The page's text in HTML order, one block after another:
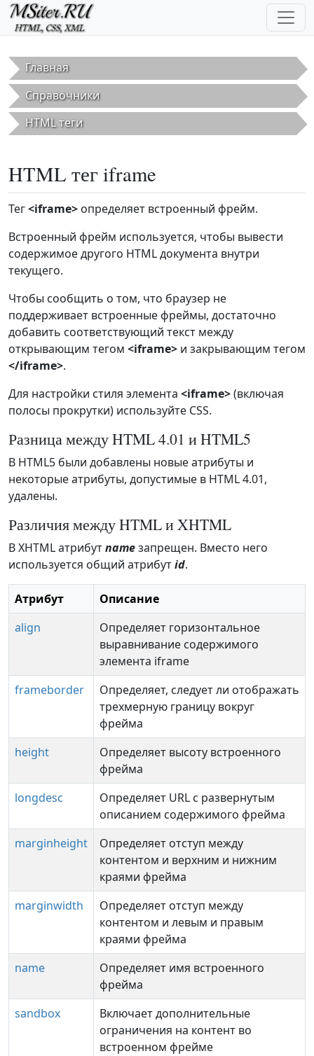
Перейти к основному содержанию
Главная
Справочники
HTML теги
HTML тег iframe
Тег<iframe> определяет встроенный фрейм.
Встроенный фрейм используется, чтобы вывести
содержимое другого HTML документа внутри
текущего.
Чтобы сообщить о том, что браузер не
поддерживает встроенные фреймы, достаточно
добавить соответствующий текст между
открывающим тегом <iframe> и закрывающим тегом
</iframe>.
Для настройки стиля элемента <iframe>(включая
полосы прокрутки) используйте CSS.
Разница между HTML 4.01 и HTML5
В HTML5 были добавлены новые атрибуты и
некоторые атрибуты, допустимые в HTML 4.01,
удалены.
Различия между HTML и XHTML
В XHTML атрибутnameзапрещен. Вместо него
используется общий атрибутid.
Атрибут
Описание
align
Определяет горизонтальное
выравнивание содержимого
элемента iframe
frameborder
Определяет, следует ли отображать
трехмерную границу вокруг
фрейма
height
Определяет высоту встроенного
фрейма
longdesc
Определяет URL с развернутым
описанием содержимого фрейма
marginheight
Определяет отступ между
контентом и верхним и нижним
краями фрейма
marginwidth
Определяет отступ между
контентом и левым и правым
краями фрейма
name
Определяет имя встроенного
фрейма
sandbox
Включает дополнительные
ограничения на контент во
встроенном фрейме